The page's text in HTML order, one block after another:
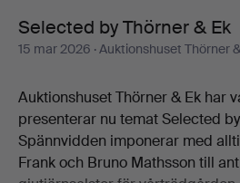
Selected by Thörner & Ek
15 mar 2026 · Auktionshuset Thörner
Auktionshuset Thörner & Ek har
presenterar nu temat Selected
Spännvidden imponerar med
Frank och Bruno Mathsson till